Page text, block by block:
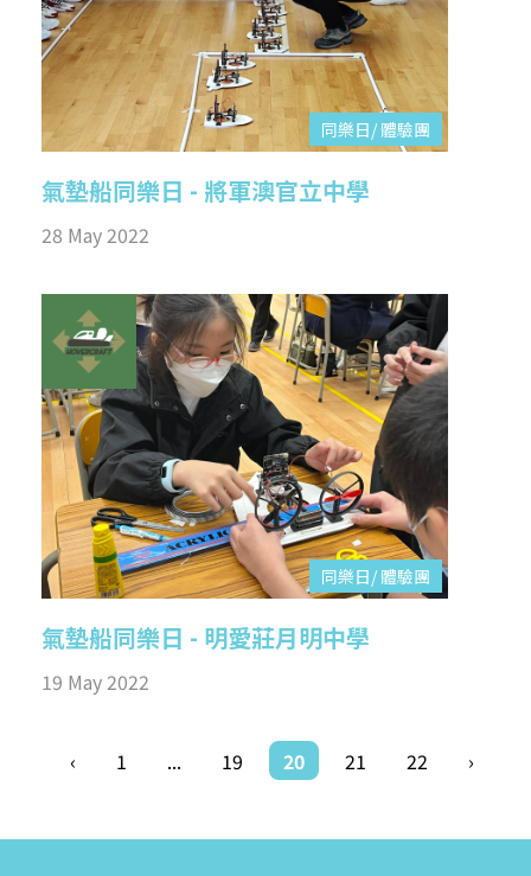
同樂日/ 體驗團
氣墊船同樂日 - 將軍澳官立中學
28 May 2022
同樂日/ 體驗團
氣墊船同樂日 - 明愛莊月明中學
19 May 2022
‹ 1 ... 19 20 21 22 ›